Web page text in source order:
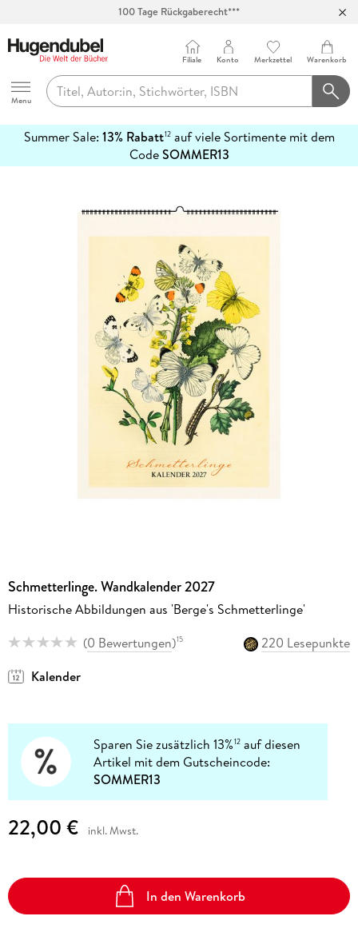
100 Tage Rückgaberecht***
Hugendubel
Menu
Filiale Konto Merkzettel Warenkorb
Summer Sale: 13% Rabatt12auf viele Sortimente mit dem
CodeSOMMER13
erfahren
Schmetterlinge. Wandkalender 2027
Historische Abbildungen aus 'Berge's Schmetterlinge'
(0 Bewertungen)15
220 Lesepunkte
Kalender
Sparen Sie zusätzlich 13%12 auf diesen
Artikel mit dem Gutscheincode:
SOMMER13
22,00 € inkl. Mwst.
In den Warenkorb